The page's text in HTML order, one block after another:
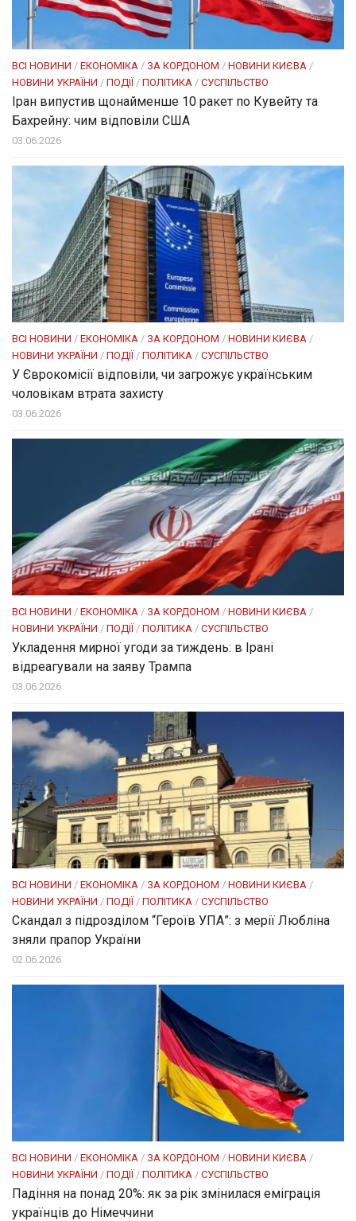
ВСІ НОВИНИ / ЕКОНОМІКА / ЗА КОРДОНОМ / НОВИНИ КИЄВА /
НОВИНИ УКРАЇНИ / ПОДІЇ / ПОЛІТИКА / СУСПІЛЬСТВО
Іран випустив щонайменше 10 ракет по Кувейту та
Бахрейну: чим відповіли США
03.06.2026
ВСІ НОВИНИ / ЕКОНОМІКА / ЗА КОРДОНОМ / НОВИНИ КИЄВА /
НОВИНИ УКРАЇНИ / ПОДІЇ / ПОЛІТИКА / СУСПІЛЬСТВО
У Єврокомісії відповіли, чи загрожує українським
чоловікам втрата захисту
03.06.2026
ВСІ НОВИНИ / ЕКОНОМІКА / ЗА КОРДОНОМ / НОВИНИ КИЄВА /
НОВИНИ УКРАЇНИ / ПОДІЇ/ ПОЛІТИКА / СУСПІЛЬСТВО
Укладення мирної угоди за тиждень: в Ірані
відреагували на заяву Трампа
03.06.2026
ВСІ НОВИНИ / ЕКОНОМІКА / ЗА КОРДОНОМ / НОВИНИ КИЄВА /
НОВИНИ УКРАЇНИ / ПОДІЇ/ ПОЛІТИКА / СУСПІЛЬСТВО
Скандал з підрозділом “Героїв УПА”: з мерії Любліна
зняли прапор України
02.06.2026
ВСІ НОВИНИ / ЕКОНОМІКА / ЗА КОРДОНОМ / НОВИНИ КИЄВА /
НОВИНИ УКРАЇНИ / ПОДІЇ/ ПОЛІТИКА / СУСПІЛЬСТВО
Падіння на понад 20%: як за рік змінилася еміграція
українців до Німеччини